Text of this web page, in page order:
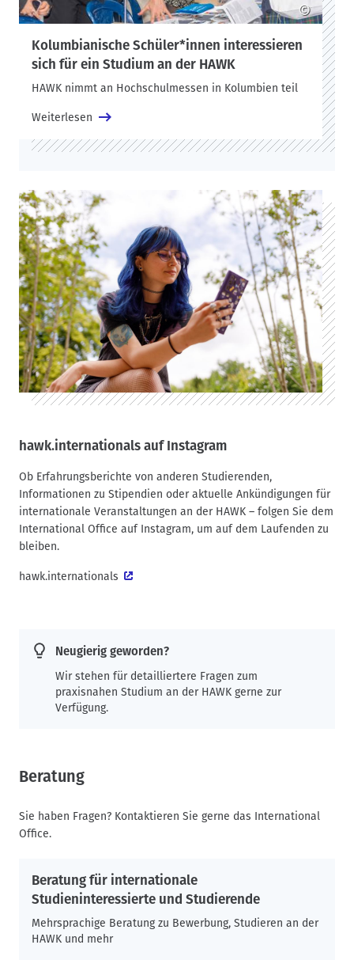
©
Kolumbianische Schüler*innen interessieren
sich für ein Studium an der HAWK
HAWK nimmt an Hochschulmessen in Kolumbien teil
Weiterlesen
hawk.internationals auf Instagram
Ob Erfahrungsberichte von anderen Studierenden,
Informationen zu Stipendien oder aktuelle Ankündigungen für
internationale Veranstaltungen an der HAWK – folgen Sie dem
International Office auf Instagram, um auf dem Laufenden zu
bleiben.
hawk.internationals
Neugierig geworden?
Wir stehen für detailliertere Fragen zum
praxisnahen Studium an der HAWK gerne zur
Verfügung.
Beratung
Sie haben Fragen? Kontaktieren Sie gerne das International
Office.
Beratung für internationale
Studieninteressierte und Studierende
Mehrsprachige Beratung zu Bewerbung, Studieren an der
HAWK und mehr